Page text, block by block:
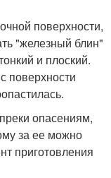
поверхности,
"железный блин"
и плоский.
поверхности
опасениям,
за ее можно
приготовления